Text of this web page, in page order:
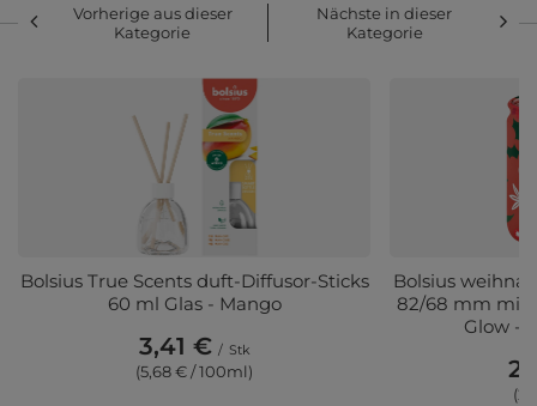
Vorherige aus dieser
Kategorie
Nächste in dieser
Kategorie
Bolsius True Scents duft-Diffusor-Sticks
60 ml Glas - Mango
3,41 € / Stk
(5,68 € / 100ml)
Bolsius
82/68 mm mit
Glow -